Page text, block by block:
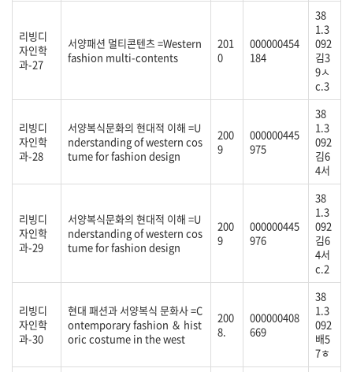
리빙디
자인학
과-27
서양패션 멀티콘텐츠 =Western
fashion multi-contents
201
0
000000454
184
38
1.3
092
김3
9ㅅ
c.3
리빙디
자인학
과-28
서양복식문화의 현대적 이해 =U
nderstanding of western cos
tume for fashion design
200
9
000000445
975
38
1.3
092
김6
4서
리빙디
자인학
과-29
서양복식문화의 현대적 이해 =U
nderstanding of western cos
tume for fashion design
200
9
000000445
976
38
1.3
092
김6
4서
c.2
리빙디
자인학
과-30
현대 패션과 서양복식 문화사 =C
ontemporary fashion ＆ hist
oric costume in the west
200
8.
000000408
669
38
1.3
092
배5
7ㅎ